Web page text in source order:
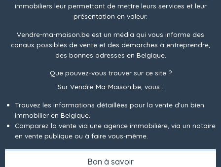
immobiliers leur permettant de mettre leurs services et leur
présentation en valeur.
Vendre-ma-maison.be est un média qui vous informe des
canaux possibles de vente et des démarches à entreprendre,
des bonnes adresses en Belgique.
Que pouvez-vous trouver sur ce site ?
Sur Vendre-Ma-Maison.be, vous :
Trouvez les informations détaillées pour la vente d’un bien
immobilier en Belgique.
Comparez la vente via une agence immobilière, via un notaire
en vente publique ou à faire vous-même.
Bon à savoir